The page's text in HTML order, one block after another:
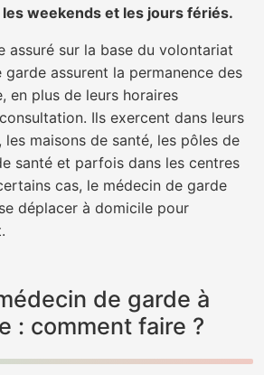
weekends et les jours fériés.
assuré sur la base du volontariat
assurent la permanence des
en plus de leurs horaires
Ils exercent dans leurs
maisons de santé, les pôles de
santé et parfois dans les centres
cas, le médecin de garde
déplacer à domicile pour
de garde à
: comment faire ?